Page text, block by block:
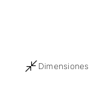
Dimensiones